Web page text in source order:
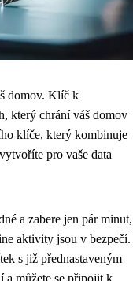
domov. Klíč k
který chrání váš domov
klíče, který kombinuje
pro vaše data
a zabere jen pár minut,
aktivity jsou v bezpečí.
s již přednastaveným
a můžete se připojit k